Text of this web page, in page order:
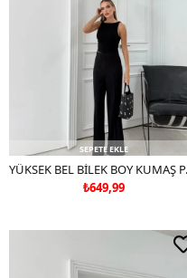
SEPETE EKLE
₺649,99